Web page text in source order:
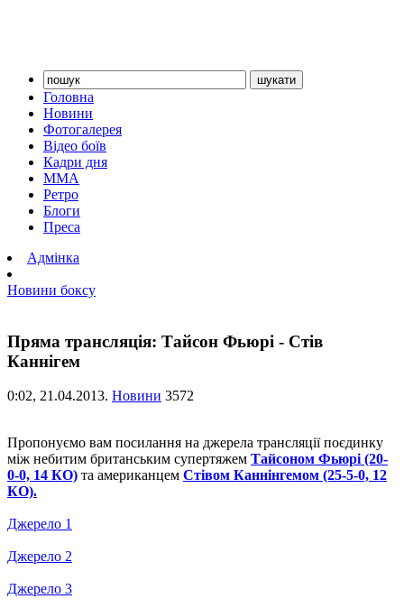
Головна
Новини
Фотогалерея
Відео боїв
Кадри дня
ММА
Ретро
Блоги
Преса
Адмінка
Новини боксу
Пряма трансляція: Тайсон Фьюрі - Стів
Каннігем
0:02, 21.04.2013. Новини 3572
Пропонуємо вам посилання на джерела трансляції поєдинку
між небитим британським супертяжем Тайсоном Фьюрі (20-
0-0, 14 КО) та американцем Стівом Каннінгемом (25-5-0, 12
КО).
Джерело 1
Джерело 2
Джерело 3